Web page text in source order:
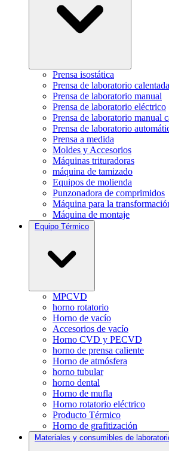
Prensa isostática
Prensa de laboratorio
Prensa de laboratorio manual
Prensa de laboratorio eléctrico
Prensa de laboratorio manual
Prensa de laboratorio
Prensa a medida
Moldes y Accesorios
Máquinas trituradoras
máquina de tamizado
Equipos de molienda
Punzonadora de comprimidos
Máquina para la
Máquina de montaje
Equipo Térmico
MPCVD
horno rotatorio
Horno de vacío
Accesorios de vacío
Horno CVD y PECVD
horno de prensa caliente
Horno de atmósfera
horno tubular
horno dental
Horno de mufla
Horno rotatorio eléctrico
Producto Térmico
Horno de grafitización
Materiales y consumibles de